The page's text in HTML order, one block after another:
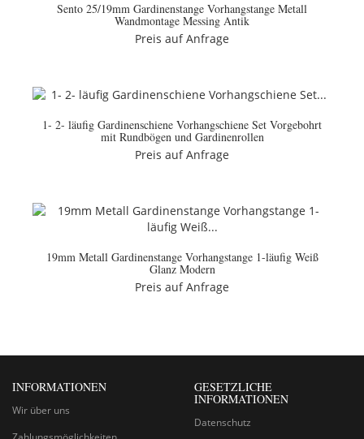
Sento 25/19mm Gardinenstange Vorhangstange Metall
Wandmontage Messing Antik
Preis auf Anfrage
1- 2- läufig Gardinenschiene Vorhangschiene Set Vorgebohrt
mit Rundbögen und Gardinenrollen
Preis auf Anfrage
19mm Metall Gardinenstange Vorhangstange 1-läufig Weiß
Glanz Modern
Preis auf Anfrage
INFORMATIONEN
Wir über uns
GESETZLICHE
INFORMATIONEN
Datenschutz